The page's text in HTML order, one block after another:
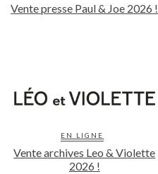
Vente presse Paul & Joe 2026 !
EN LIGNE
Vente archives Leo & Violette
2026 !